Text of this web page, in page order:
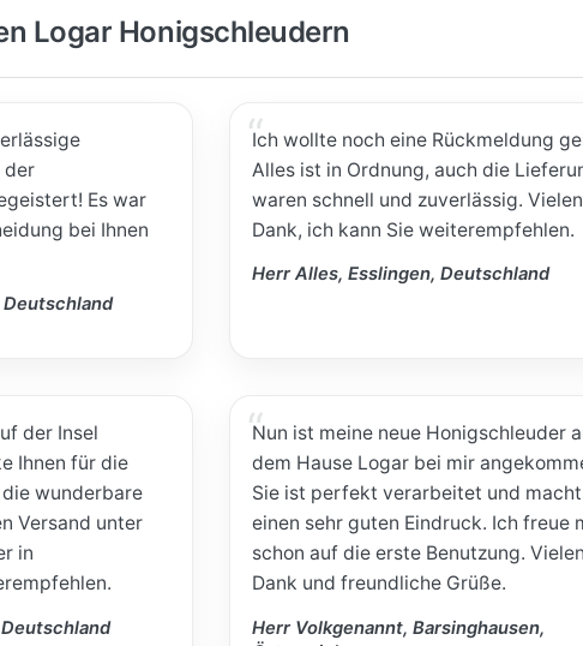
Logar Honigschleudern
der
Es war
bei Ihnen
Deutschland
Ich wollte noch eine Rückmeldung
Alles ist in Ordnung, auch die
waren schnell und zuverlässig. Vielen
Dank, ich kann Sie weiterempfehlen.
Herr Alles, Esslingen, Deutschland
der Insel
Ihnen für die
wunderbare
Versand unter
in
Nun ist meine neue Honigschleuder
dem Hause Logar bei mir
Sie ist perfekt verarbeitet und macht
einen sehr guten Eindruck. Ich freue
schon auf die erste Benutzung. Vielen
Dank und freundliche Grüße.
Herr Volkgenannt, Barsinghausen,